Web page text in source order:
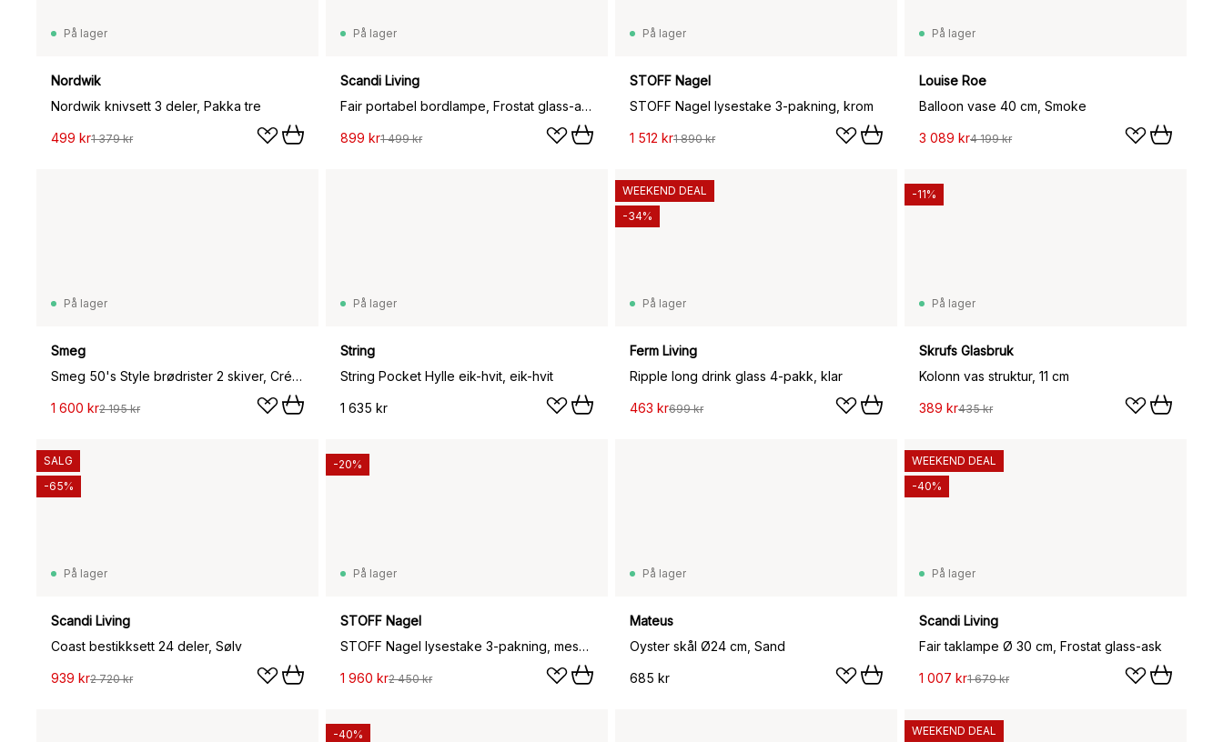
På lager
Nordwik
Nordwik knivsett 3 deler, Pakka tre
499 kr1 379 kr
På lager
Scandi Living
Fair portabel bordlampe, Frostat glass-ask
899 kr1 499 kr
På lager
STOFF Nagel
STOFF Nagel lysestake 3-pakning, krom
1 512 kr1 890 kr
På lager
Louise Roe
Balloon vase 40 cm, Smoke
3 089 kr4 199 kr
På lager
Smeg
Smeg 50's Style brødrister 2 skiver, Créme hvit
1 600 kr2 195 kr
På lager
String
String Pocket Hylle eik-hvit, eik-hvit
1 635 kr
På lager
Ferm Living
Ripple long drink glass 4-pakk, klar
463 kr699 kr
WEEKEND DEAL
-34%
På lager
Skrufs Glasbruk
Kolonn vas struktur, 11 cm
389 kr435 kr
-11%
På lager
Scandi Living
Coast bestikksett 24 deler, Sølv
939 kr2 720 kr
SALG
-65%
På lager
STOFF Nagel
STOFF Nagel lysestake 3-pakning, messing
1 960 kr2 450 kr
-20%
På lager
Mateus
Oyster skål Ø24 cm, Sand
685 kr
På lager
Scandi Living
Fair taklampe Ø 30 cm, Frostat glass-ask
1 007 kr1 679 kr
WEEKEND DEAL
-40%
-40%
WEEKEND DEAL